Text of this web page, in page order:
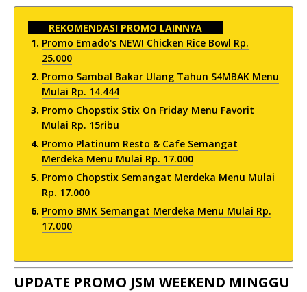
REKOMENDASI PROMO LAINNYA
Promo Emado's NEW! Chicken Rice Bowl Rp.
25.000
Promo Sambal Bakar Ulang Tahun S4MBAK Menu
Mulai Rp. 14.444
Promo Chopstix Stix On Friday Menu Favorit
Mulai Rp. 15ribu
Promo Platinum Resto & Cafe Semangat
Merdeka Menu Mulai Rp. 17.000
Promo Chopstix Semangat Merdeka Menu Mulai
Rp. 17.000
Promo BMK Semangat Merdeka Menu Mulai Rp.
17.000
UPDATE PROMO JSM WEEKEND MINGGU